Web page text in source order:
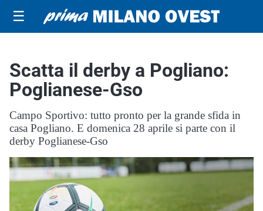
☰
Scatta il derby a Pogliano:
Poglianese-Gso
Campo Sportivo: tutto pronto per la grande sfida in
casa Pogliano. E domenica 28 aprile si parte con il
derby Poglianese-Gso